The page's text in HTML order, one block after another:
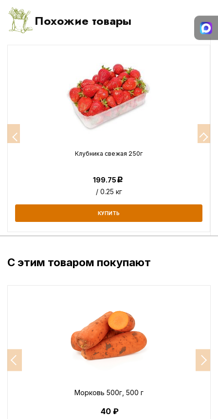
Похожие товары
Клубника свежая 250г
199.75Р
/ 0.25 кг
КУПИТЬ
С этим товаром покупают
Морковь 500г, 500 г
40